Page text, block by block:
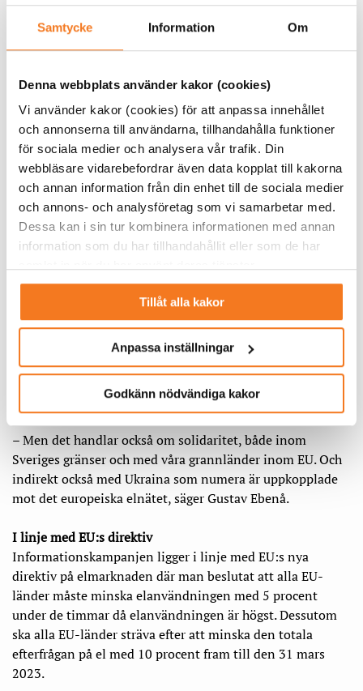
Samtycke Information Om
Denna webbplats använder kakor (cookies)
Vi använder kakor (cookies) för att anpassa innehållet
och annonserna till användarna, tillhandahålla funktioner
för sociala medier och analysera vår trafik. Din
webbläsare vidarebefordrar även data kopplat till kakorna
och annan information från din enhet till de sociala medier
och annons- och analysföretag som vi samarbetar med.
Dessa kan i sin tur kombinera informationen med annan
information som du har tillhandahållit eller som de har
Tillåt alla kakor
Anpassa inställningar
Godkänn nödvändiga kakor
Energimyndigheten.
Minskar riskerna för frånkoppling
Enligt Svenska kraftnäts beräkningar minskar risken för
manuell frånkoppling till en femtedel om vi totalt kan
minska elanvändningen med två procent. Detsamma
gäller om vi flyttar två procent av elanvändningen från
dygnets morgon- och kvällstoppar.
Två procent av den totala elanvändningen motsvarar 3
TWh – det är ungefär lika mycket som svenskarna kan
spara tillsammans genom att sänka inomhustemperaturen
med en grad och halvera användningen av varmvatten.
För elkunderna blir det en dubbel besparing om
kampanjens budskap fungerar: dels mindre kostnader för
den egna användningen, dels innebär den lägre
efterfrågan på el att elpriset sjunker generellt.
–Men det handlar också om solidaritet, både inom
Sveriges gränser och med våra grannländer inom EU. Och
indirekt också med Ukraina som numera är uppkopplade
mot det europeiska elnätet, säger Gustav Ebenå.
I linje med EU:s direktiv
Informationskampanjen ligger i linje med EU:s nya
direktiv på elmarknaden där man beslutat att alla EU-
länder måste minska elanvändningen med 5 procent
under de timmar då elanvändningen är högst. Dessutom
ska alla EU-länder sträva efter att minska den totala
efterfrågan på el med 10 procent fram till den 31 mars
2023.